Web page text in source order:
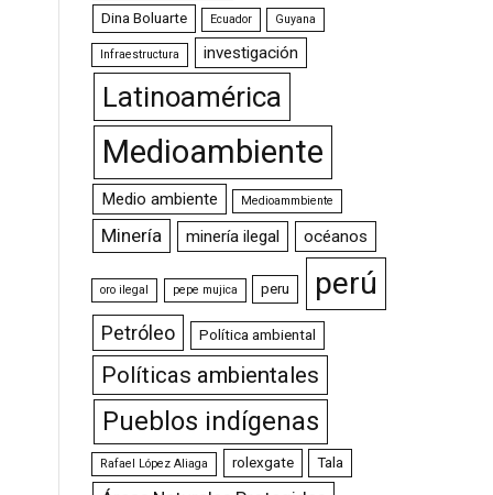
Dina Boluarte Ecuador Guyana
Infraestructura investigación
Latinoamérica
Medioambiente
Medio ambiente Medioammbiente
Minería minería ilegal océanos
oro ilegal pepe mujica peru perú
Petróleo Política ambiental
Políticas ambientales
Pueblos indígenas
Rafael López Aliaga rolexgate Tala